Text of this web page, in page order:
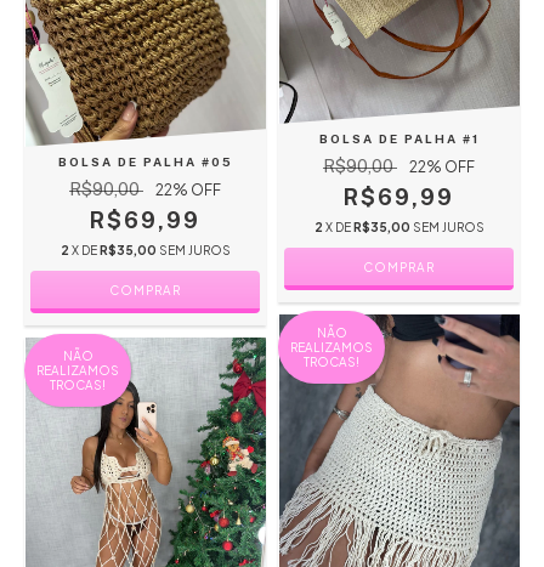
BOLSA DE PALHA #05
R$90,00 22% OFF
R$69,99
2 X DE R$35,00 SEM JUROS
BOLSA DE PALHA #1
R$90,00 22% OFF
R$69,99
2 X DE R$35,00 SEM JUROS
NÃO
REALIZAMOS
TROCAS!
NÃO
REALIZAMOS
TROCAS!